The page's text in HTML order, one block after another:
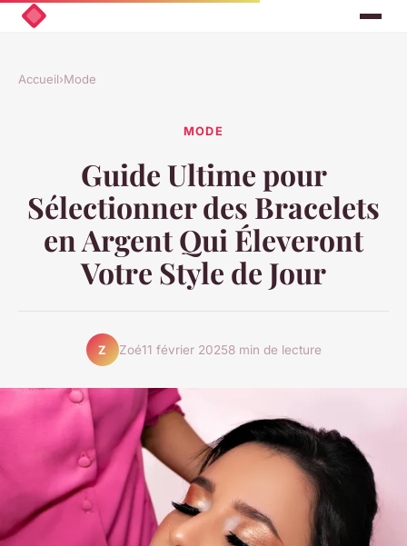
Accueil›Mode
MODE
Guide Ultime pour
Sélectionner des Bracelets
en Argent Qui Éleveront
Votre Style de Jour
Z Zoé11 février 20258 min de lecture